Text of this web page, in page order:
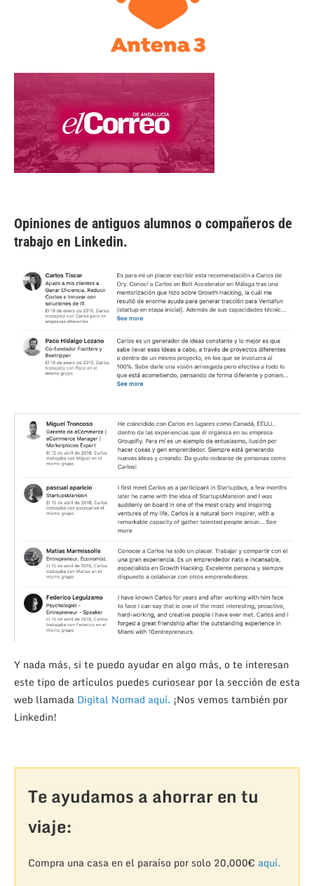
Opiniones de antiguos alumnos o compañeros de
trabajo en Linkedin.
Y nada más, si te puedo ayudar en algo más, o te interesan
este tipo de artículos puedes curiosear por la sección de esta
web llamada Digital Nomad aquí. ¡Nos vemos también por
Linkedin!
Te ayudamos a ahorrar en tu
viaje:
Compra una casa en el paraíso por solo 20,000€ aquí.